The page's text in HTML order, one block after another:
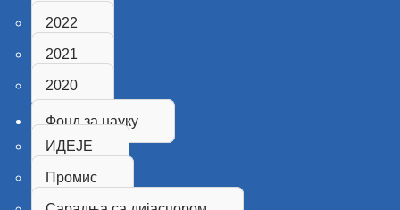
2022
2021
2020
Фонд за науку
ИДЕЈЕ
Промис